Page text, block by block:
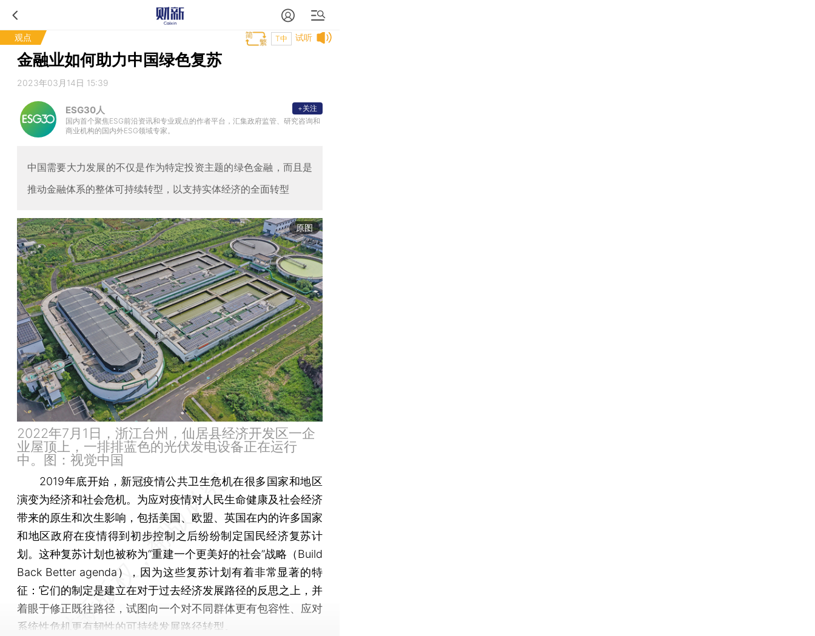
观点 试听
T中
金融业如何助力中国绿色复苏
2023年03月14日 15:39
ESG30人
国内首个聚焦ESG前沿资讯和专业观点的作者平台，汇集政府监管、研究咨询和
商业机构的国内外ESG领域专家。
+关注
中国需要大力发展的不仅是作为特定投资主题的绿色金融，而且是
推动金融体系的整体可持续转型，以支持实体经济的全面转型
原图
2022年7月1日，浙江台州，仙居县经济开发区一企
业屋顶上，一排排蓝色的光伏发电设备正在运行
中。图：视觉中国
2019年底开始，新冠疫情公共卫生危机在很多国家和地区
演变为经济和社会危机。为应对疫情对人民生命健康及社会经济
带来的原生和次生影响，包括美国、欧盟、英国在内的许多国家
和地区政府在疫情得到初步控制之后纷纷制定国民经济复苏计
划。这种复苏计划也被称为“重建一个更美好的社会”战略（Build
Back Better agenda），因为这些复苏计划有着非常显著的特
征：它们的制定是建立在对于过去经济发展路径的反思之上，并
着眼于修正既往路径，试图向一个对不同群体更有包容性、应对
系统性危机更有韧性的可持续发展路径转型。